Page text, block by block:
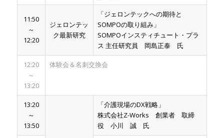
11:50
～
12:20
ジェロンテッ
ク最新研究
「ジェロンテックへの期待と
SOMPOの取り組み」
SOMPOインスティチュート・プラ
ス 主任研究員 岡島正泰 氏
12:20
～
13:20
体験会＆名刺交換会
13:20
～
13:50
「介護現場のDX戦略」
株式会社Z-Works 創業者 取締
役 小川 誠 氏